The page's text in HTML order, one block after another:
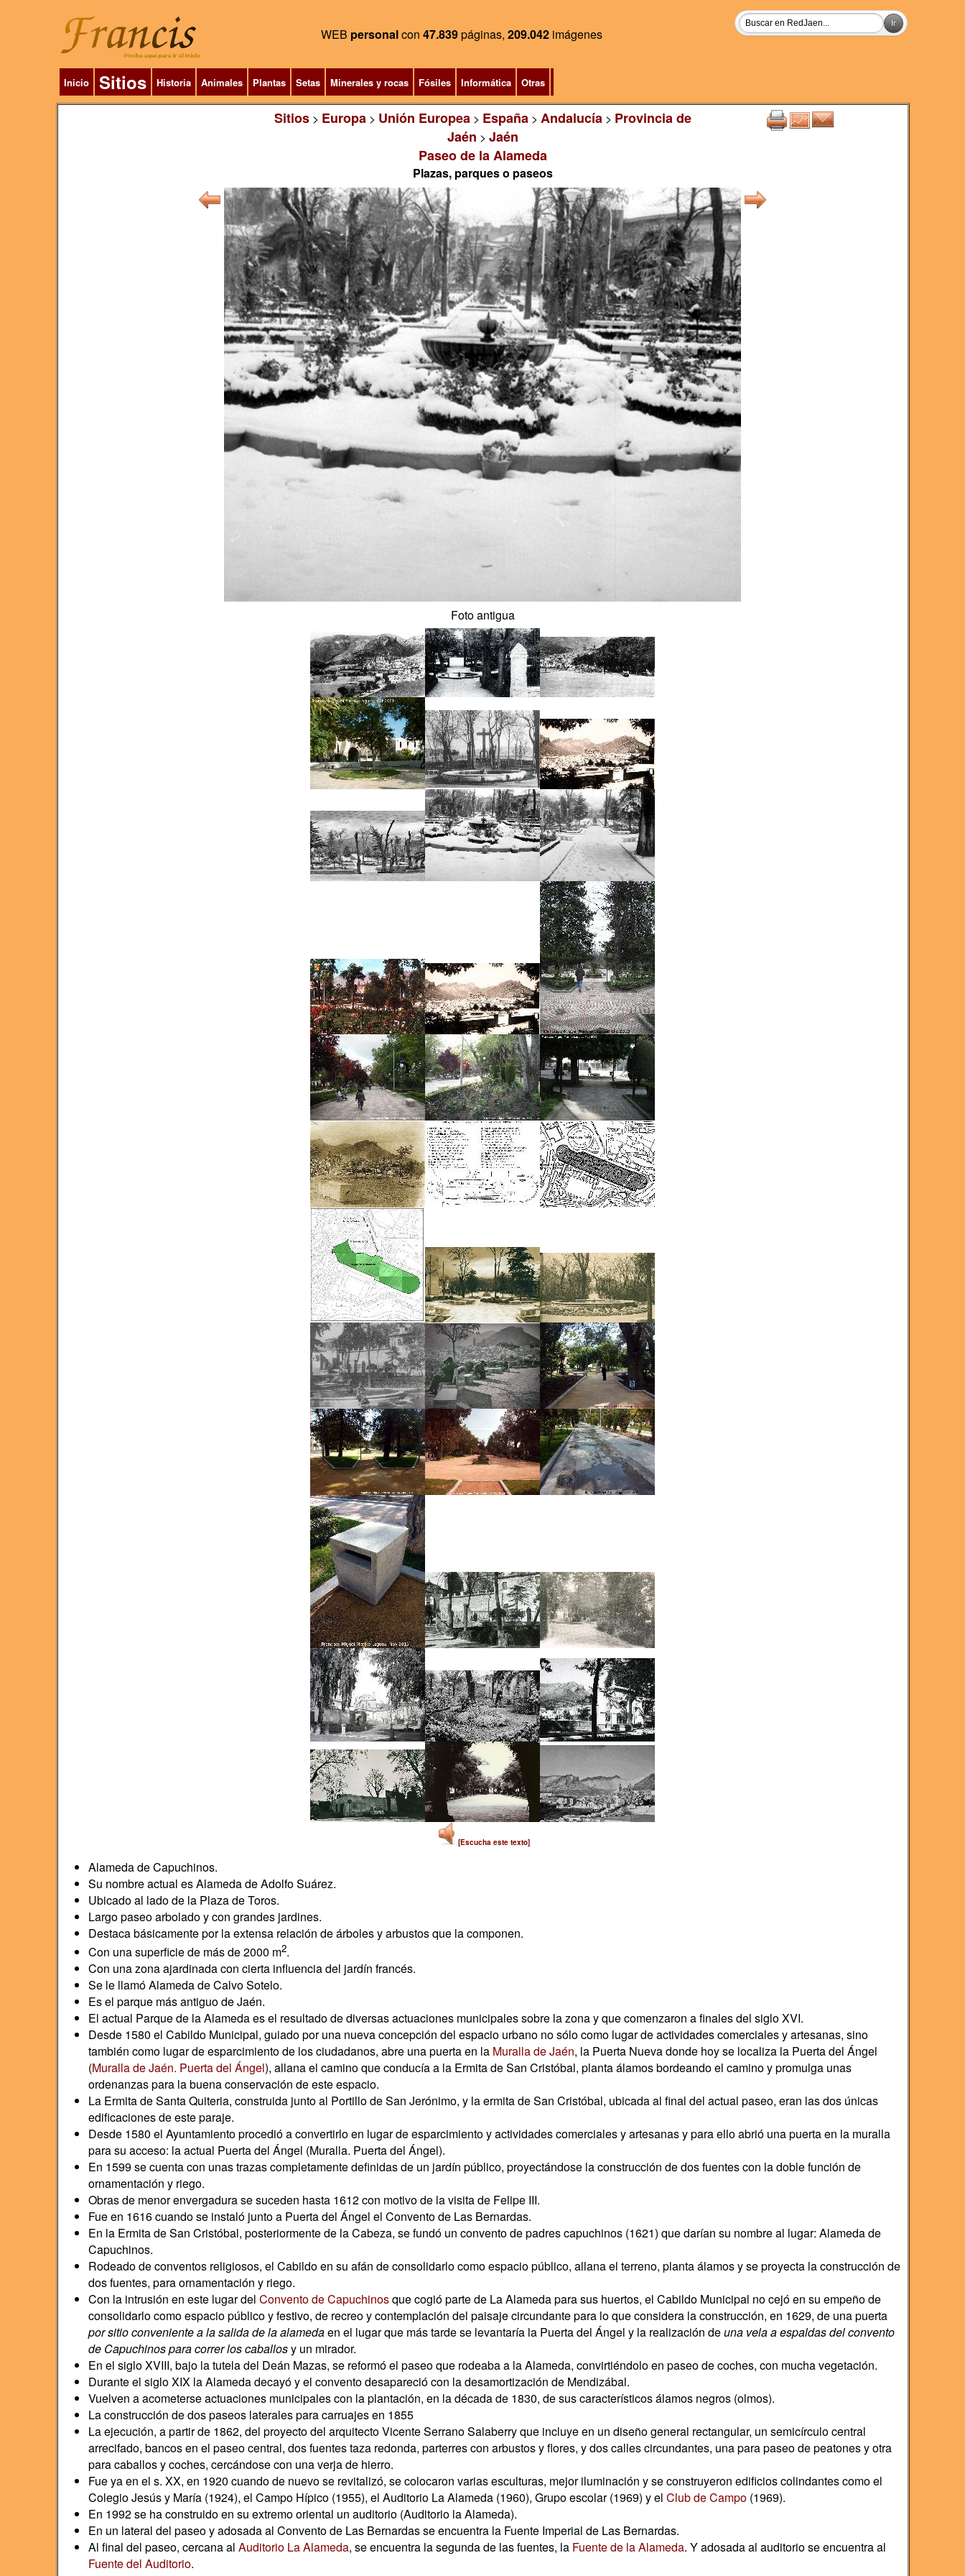
WEB personalcon 47.839páginas, 209.042 imágenes
Inicio Sitios Historia Animales Plantas Setas Minerales y rocas Fósiles Informática Otras
Sitios> Europa> Unión Europea> España> Andalucía> Provincia de
Jaén > Jaén
Paseo de la Alameda
Plazas, parques o paseos
Foto antigua
[Escucha este texto]
Alameda de Capuchinos.
Su nombre actual es Alameda de Adolfo Suárez.
Ubicado al lado de la Plaza de Toros.
Largo paseo arbolado y con grandes jardines.
Destaca básicamente por la extensa relación de árboles y arbustos que la componen.
Con una superficie de más de 2000 m2.
Con una zona ajardinada con cierta influencia del jardín francés.
Se le llamó Alameda de Calvo Sotelo.
Es el parque más antiguo de Jaén.
El actual Parque de la Alameda es el resultado de diversas actuaciones municipales sobre la zona y que comenzaron a finales del siglo XVI.
Desde 1580 el Cabildo Municipal, guiado por una nueva concepción del espacio urbano no sólo como lugar de actividades comerciales y artesanas, sino
también como lugar de esparcimiento de los ciudadanos, abre una puerta en la Muralla de Jaén, la Puerta Nueva donde hoy se localiza la Puerta del Ángel
(Muralla de Jaén. Puerta del Ángel), allana el camino que conducía a la Ermita de San Cristóbal, planta álamos bordeando el camino y promulga unas
ordenanzas para la buena conservación de este espacio.
La Ermita de Santa Quiteria, construida junto al Portillo de San Jerónimo, y la ermita de San Cristóbal, ubicada al final del actual paseo, eran las dos únicas
edificaciones de este paraje.
Desde 1580 el Ayuntamiento procedió a convertirlo en lugar de esparcimiento y actividades comerciales y artesanas y para ello abrió una puerta en la muralla
para su acceso: la actual Puerta del Ángel (Muralla. Puerta del Ángel).
En 1599 se cuenta con unas trazas completamente definidas de un jardín público, proyectándose la construcción de dos fuentes con la doble función de
ornamentación y riego.
Obras de menor envergadura se suceden hasta 1612 con motivo de la visita de Felipe III.
Fue en 1616 cuando se instaló junto a Puerta del Ángel el Convento de Las Bernardas.
En la Ermita de San Cristóbal, posteriormente de la Cabeza, se fundó un convento de padres capuchinos (1621) que darían su nombre al lugar: Alameda de
Capuchinos.
Rodeado de conventos religiosos, el Cabildo en su afán de consolidarlo como espacio público, allana el terreno, planta álamos y se proyecta la construcción de
dos fuentes, para ornamentación y riego.
Con la intrusión en este lugar del Convento de Capuchinosque cogió parte de La Alameda para sus huertos, el Cabildo Municipal no cejó en su empeño de
consolidarlo como espacio público y festivo, de recreo y contemplación del paisaje circundante para lo que considera la construcción, en 1629, de una puerta
por sitio conveniente a la salida de la alamedaen el lugar que más tarde se levantaría la Puerta del Ángel y la realización deuna vela a espaldas del convento
de Capuchinos para correr los caballosy un mirador.
En el siglo XVIII, bajo la tutela del Deán Mazas, se reformó el paseo que rodeaba a la Alameda, convirtiéndolo en paseo de coches, con mucha vegetación.
Durante el siglo XIX la Alameda decayó y el convento desapareció con la desamortización de Mendizábal.
Vuelven a acometerse actuaciones municipales con la plantación, en la década de 1830, de sus característicos álamos negros (olmos).
La construcción de dos paseos laterales para carruajes en 1855
La ejecución, a partir de 1862, del proyecto del arquitecto Vicente Serrano Salaberry que incluye en un diseño general rectangular, un semicírculo central
arrecifado, bancos en el paseo central, dos fuentes taza redonda, parterres con arbustos y flores, y dos calles circundantes, una para paseo de peatones y otra
para caballos y coches, cercándose con una verja de hierro.
Fue ya en el s. XX, en 1920 cuando de nuevo se revitalizó, se colocaron varias esculturas, mejor iluminación y se construyeron edificios colindantes como el
Colegio Jesús y María (1924), el Campo Hípico (1955), el Auditorio La Alameda (1960), Grupo escolar (1969) y el Club de Campo(1969).
En 1992 se ha construido en su extremo oriental un auditorio (Auditorio la Alameda).
En un lateral del paseo y adosada al Convento de Las Bernardas se encuentra la Fuente Imperial de Las Bernardas.
Al final del paseo, cercana al Auditorio La Alameda, se encuentra la segunda de las fuentes, la Fuente de la Alameda. Y adosada al auditorio se encuentra al
Fuente del Auditorio.